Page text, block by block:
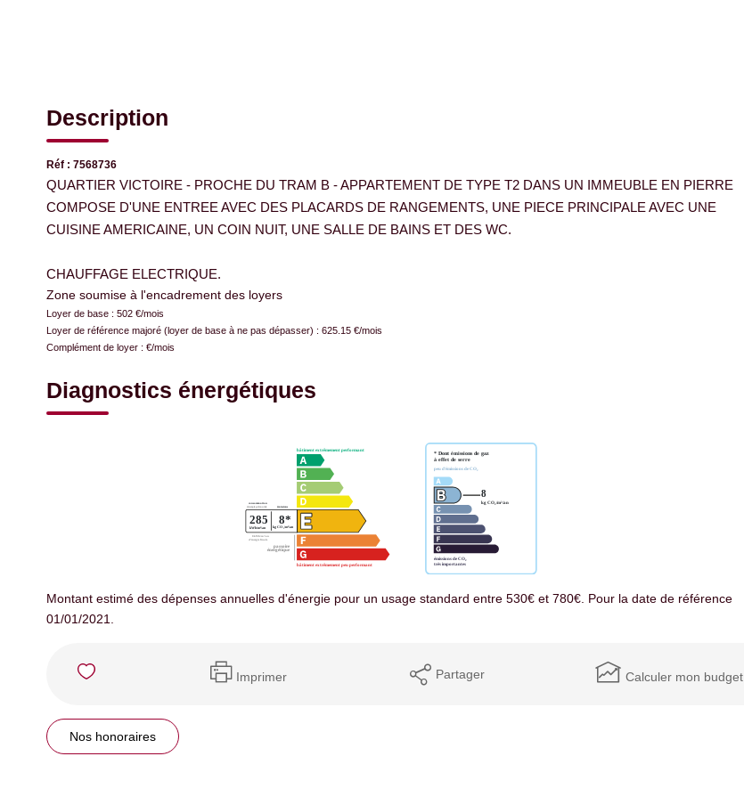
Description
Réf : 7568736
QUARTIER VICTOIRE - PROCHE DU TRAM B - APPARTEMENT DE TYPE T2 DANS UN IMMEUBLE EN PIERRE
COMPOSE D'UNE ENTREE AVEC DES PLACARDS DE RANGEMENTS, UNE PIECE PRINCIPALE AVEC UNE
CUISINE AMERICAINE, UN COIN NUIT, UNE SALLE DE BAINS ET DES WC.
CHAUFFAGE ELECTRIQUE.
Zone soumise à l'encadrement des loyers
Loyer de base : 502 €/mois
Loyer de référence majoré (loyer de base à ne pas dépasser) : 625.15 €/mois
Complément de loyer : €/mois
Diagnostics énergétiques
Montant estimé des dépenses annuelles d'énergie pour un usage standard entre 530€ et 780€. Pour la date de référence
01/01/2021.
Imprimer Partager Calculer mon budget
Nos honoraires